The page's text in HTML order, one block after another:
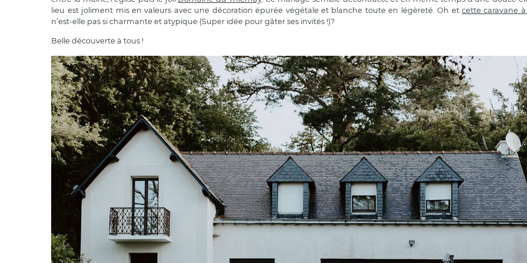
lieu est joliment mis en valeurs avec une décoration épurée végétale et blanche toute en légèreté. Oh etcette caravane
n’est-elle pas si charmante et atypique (Super idée pour gâter ses invités !)?
Belle découverte à tous !